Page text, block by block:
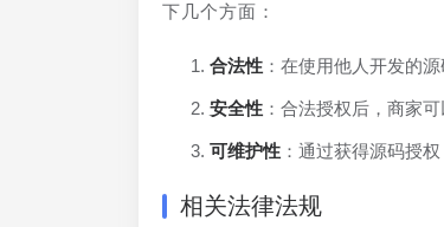
下几个方面：
合法性 ：在使用他人开发的
安全性 ：合法授权后，商家
可维护性 ：通过获得源码授
相关法律法规